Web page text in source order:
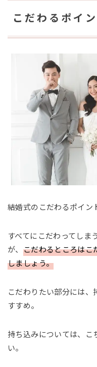
こだわるポイ
結婚式のこだわるポイン
すべてにこだわってしま
が、 こだわるところはこ
しましょう。
こだわりたい部分には、
すすめ。
持ち込みについては、こ
い。